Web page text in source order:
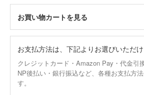
お買い物カートを見る
お支払方法は、下記よりお選びいただけ
クレジットカード・Amazon Pay・代金引
NP後払い・銀行振込など、各種お支払方
す。